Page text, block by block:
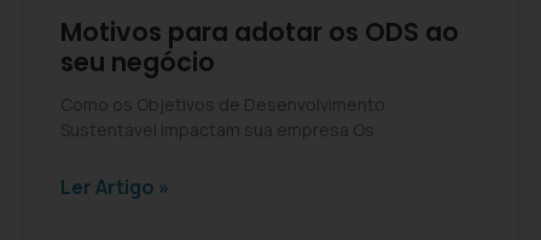
Motivos para adotar os ODS ao
seu negócio
Como os Objetivos de Desenvolvimento
Sustentável impactam sua empresa Os
Ler Artigo »